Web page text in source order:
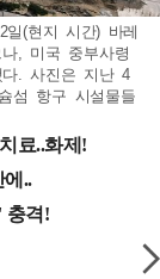
일(현지 시간) 바레
, 미국 중부사령
다. 사진은 지난 4
섬 항구 시설물들